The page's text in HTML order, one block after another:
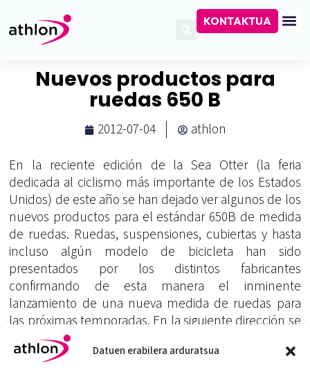
Datuen erabilera arduratsua
KONTAKTUA
Nuevos productos para
ruedas 650 B
2012-07-04
athlon
En la reciente edición de la Sea Otter (la feria
dedicada al ciclismo más importante de los Estados
Unidos) de este año se han dejado ver algunos de los
nuevos productos para el estándar 650B de medida
de ruedas. Ruedas, suspensiones, cubiertas y hasta
incluso algún modelo de bicicleta han sido
presentados por los distintos fabricantes
confirmando de esta manera el inminente
lanzamiento de una nueva medida de ruedas para
las próximas temporadas. En la siguiente dirección se
muestran estos nuevos
productos:
http://www.todomountainbike.es/art/sea-